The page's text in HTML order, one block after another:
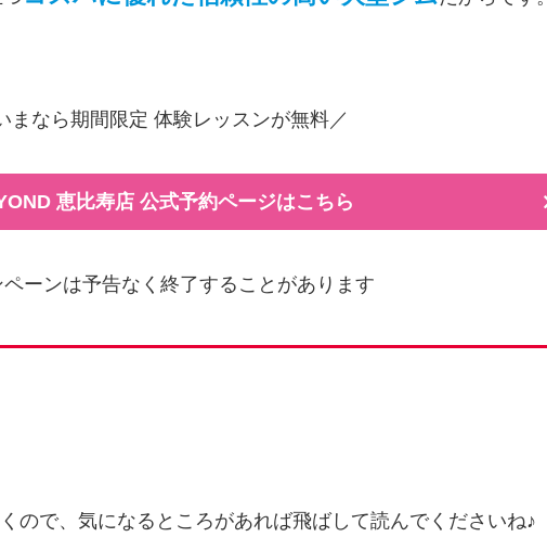
まなら期間限定 体験レッスンが無料／
恵比寿店 公式予約ページはこちら
ペーンは予告なく終了することがあります
ので、気になるところがあれば飛ばして読んでくださいね♪